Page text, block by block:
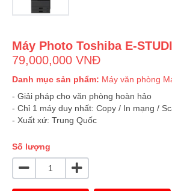
Máy Photo Toshiba E-
79,000,000 VNĐ
Danh mục sản phẩm: Máy văn phòng
- Giải pháp cho văn phòng hoàn hảo
- Chỉ 1 máy duy nhất: Copy / In mạng /
- Xuất xứ: Trung Quốc
Số lượng